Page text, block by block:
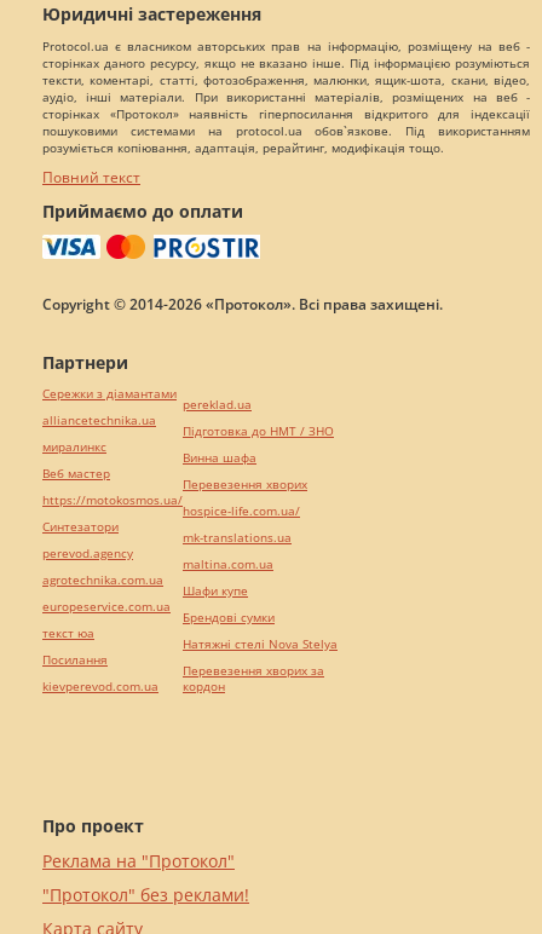
Юридичні застереження
Protocol.ua є власником авторських прав на інформацію, розміщену на веб -
сторінках даного ресурсу, якщо не вказано інше. Під інформацією розуміються
тексти, коментарі, статті, фотозображення, малюнки, ящик-шота, скани, відео,
аудіо, інші матеріали. При використанні матеріалів, розміщених на веб -
сторінках «Протокол» наявність гіперпосилання відкритого для індексації
пошуковими системами на protocol.ua обов`язкове. Під використанням
розуміється копіювання, адаптація, рерайтинг, модифікація тощо.
Повний текст
Приймаємо до оплати
Copyright © 2014-2026 «Протокол». Всі права захищені.
Про проект
Реклама на "Протокол"
"Протокол" без реклами!
Карта сайту
Партнери
Сережки з діамантами
alliancetechnika.ua
миралинкс
Веб мастер
https://motokosmos.ua/
Синтезатори
perevod.agency
agrotechnika.com.ua
europeservice.com.ua
текст юа
Посилання
kievperevod.com.ua
pereklad.ua
Підготовка до НМТ / ЗНО
Винна шафа
Перевезення хворих
hospice-life.com.ua/
mk-translations.ua
maltina.com.ua
Шафи купе
Брендові сумки
Натяжні стелі Nova Stelya
Перевезення хворих за
кордон